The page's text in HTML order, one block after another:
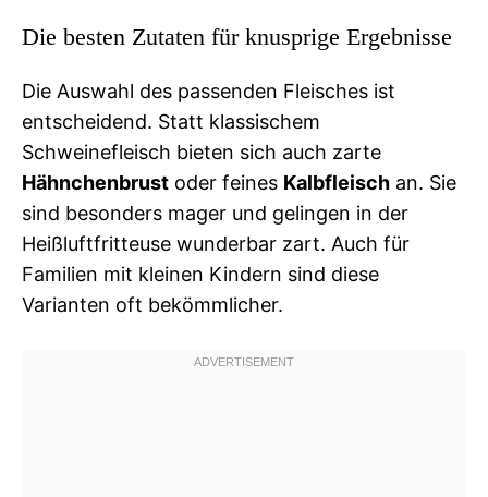
Die besten Zutaten für knusprige Ergebnisse
Die Auswahl des passenden Fleisches ist
entscheidend. Statt klassischem
Schweinefleisch bieten sich auch zarte
Hähnchenbrust oder feines Kalbfleisch an. Sie
sind besonders mager und gelingen in der
Heißluftfritteuse wunderbar zart. Auch für
Familien mit kleinen Kindern sind diese
Varianten oft bekömmlicher.